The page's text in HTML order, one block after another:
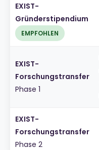
EXIST-
Gründerstipendium
EMPFOHLEN
EXIST-
Forschungstransfer
Phase 1
EXIST-
Forschungstransfer
Phase 2